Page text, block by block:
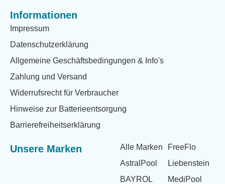
Informationen
Impressum
Datenschutzerklärung
Allgemeine Geschäftsbedingungen & Info's
Zahlung und Versand
Widerrufsrecht für Verbraucher
Hinweise zur Batterieentsorgung
Barrierefreiheitserklärung
Unsere Marken
Alle Marken
AstralPool
BAYROL
FreeFlo
Liebenstein
MediPool